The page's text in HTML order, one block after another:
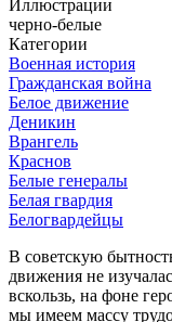
Иллюстрации
черно-белые
Категории
Военная история
Гражданская война
Белое движение
Деникин
Врангель
Краснов
Белые генералы
Белая гвардия
Белогвардейцы
В советскую
движения не
вскользь, на фоне
мы имеем массу